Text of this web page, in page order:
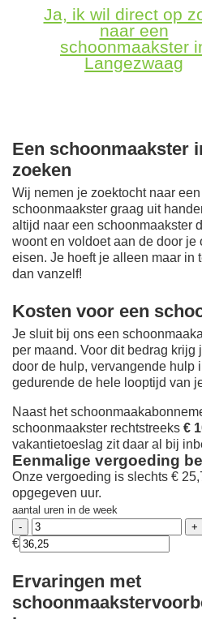
Ja, ik wil direct op
naar een
schoonmaakster
Langezwaag
Een schoonmaakster
zoeken
Wij nemen je zoektocht naar
schoonmaakster graag uit
altijd naar een schoonmaakster
woont en voldoet aan de door je
eisen. Je hoeft je alleen maar in
dan vanzelf!
Kosten voor een
Je sluit bij ons een
per maand. Voor dit bedrag
door de hulp, vervangende hulp
gedurende de hele looptijd van
Naast het
schoonmaakster rechtstreeks €
vakantietoeslag zit daar al bij
Eenmalige vergoeding
Onze vergoeding is slechts €
opgegeven uur.
aantal uren in de week
€
Ervaringen met